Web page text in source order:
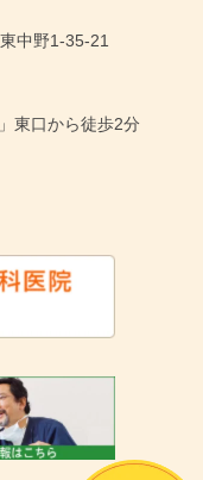
中野1-35-21
東口から徒歩2分